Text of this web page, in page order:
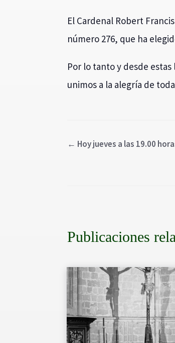
El Cardenal Robert
número 276, que ha
Por lo tanto y desde
unimos a la alegría de
← Hoy jueves a las 19.00
Publicaciones